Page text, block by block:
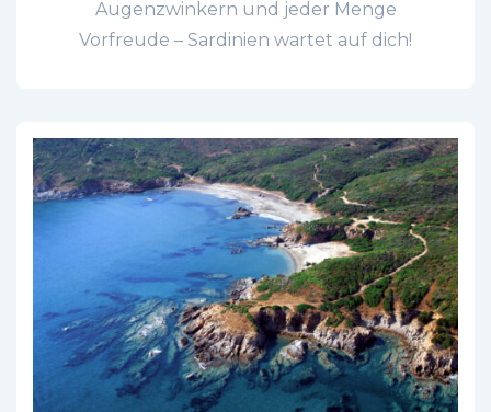
Augenzwinkern und jeder Menge
Vorfreude – Sardinien wartet auf dich!